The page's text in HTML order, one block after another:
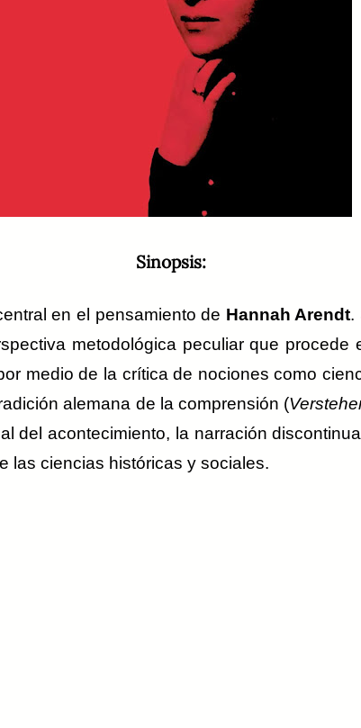
Sinopsis:
en el pensamiento de Hannah Arendt.
metodológica peculiar que
medio de la crítica de nociones como
alemana de la comprensión (
del acontecimiento, la narración
las ciencias históricas y sociales.